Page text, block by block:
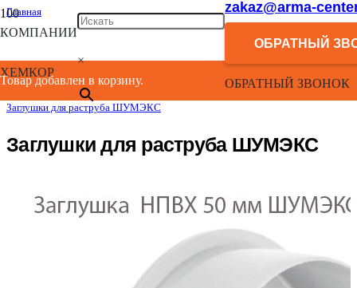
КОМПАНИИ
ХЕМКОР
×
zakaz@arma-
ОБРАТНЫЙ
ОБРАТНЫЙ ЗВОНОК
Товар добавлен в корзину.
Главная
/
Каталог
Системы внутренней малошумной канализации “Шумекс”
/
Канализационные фасонные изделия ШУМЭКС
Заглушки для раструба ШУМЭКС
Заглушки для раструба ШУМЭКС